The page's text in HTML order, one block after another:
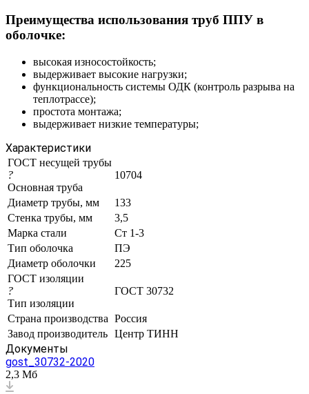
Преимущества использования труб ППУ в
оболочке:
высокая износостойкость;
выдерживает высокие нагрузки;
функциональность системы ОДК (контроль разрыва на
теплотрассе);
простота монтажа;
выдерживает низкие температуры;
Характеристики
ГОСТ несущей трубы
?
Основная труба
10704
Диаметр трубы, мм
133
Стенка трубы, мм
3,5
Марка стали
Ст 1-3
Тип оболочка
ПЭ
Диаметр оболочки
225
ГОСТ изоляции
?
Тип изоляции
ГОСТ 30732
Страна производства Россия
Завод производитель Центр ТИНН
Документы
gost_30732-2020
2,3 Мб